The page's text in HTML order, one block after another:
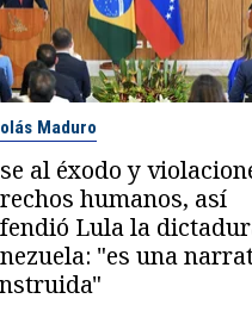
Maduro
al éxodo y
humanos, así
Lula la
"es una